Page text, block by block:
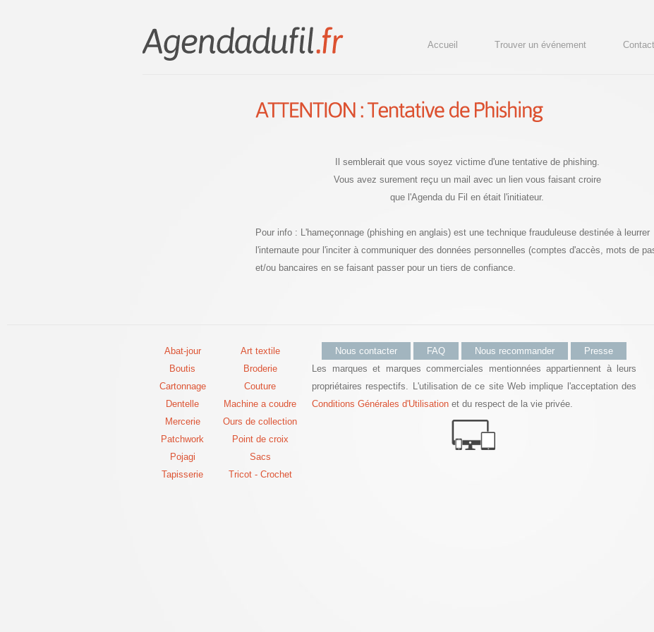
Accueil Trouver un événement Contact
Il semblerait que vous soyez victime d'une tentative de phishing.
Vous avez surement reçu un mail avec un lien vous faisant croire
que l'Agenda du Fil en était l'initiateur.
Pour info : L'hameçonnage (phishing en anglais) est une technique frauduleuse destinée à leurrer
l'internaute pour l'inciter à communiquer des données personnelles (comptes d'accès, mots de
et/ou bancaires en se faisant passer pour un tiers de confiance.
Abat-jour
Art textile
Boutis
Broderie
Cartonnage
Couture
Dentelle
Machine a coudre
Mercerie
Ours de collection
Patchwork
Point de croix
Pojagi
Sacs
Tapisserie
Tricot - Crochet
Nous contacter FAQ Nous recommander
Presse
Les marques et marques commerciales mentionnées appartiennent à leurs
propriétaires respectifs. L'utilisation de ce site Web implique l'acceptation des
Conditions Générales d'Utilisation et du respect de la vie privée.